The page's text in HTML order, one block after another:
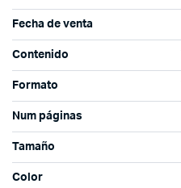
Fecha de venta
Contenido
Formato
Num páginas
Tamaño
Color